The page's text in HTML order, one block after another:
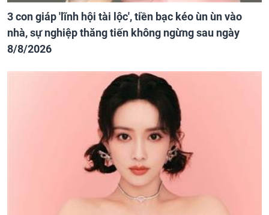
3 con giáp 'lĩnh hội tài lộc', tiền bạc kéo ùn ùn vào
nhà, sự nghiệp thăng tiến không ngừng sau ngày
8/8/2026